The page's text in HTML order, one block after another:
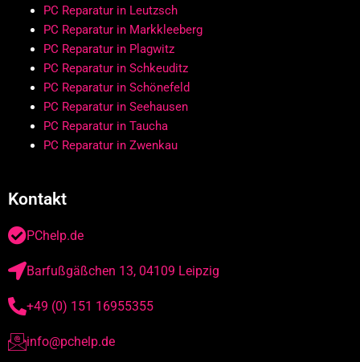
PC Reparatur in Leutzsch
PC Reparatur in Markkleeberg
PC Reparatur in Plagwitz
PC Reparatur in Schkeuditz
PC Reparatur in Schönefeld
PC Reparatur in Seehausen
PC Reparatur in Taucha
PC Reparatur in Zwenkau
Kontakt
PChelp.de
Barfußgäßchen 13, 04109 Leipzig
+49 (0) 151 16955355
info@pchelp.de